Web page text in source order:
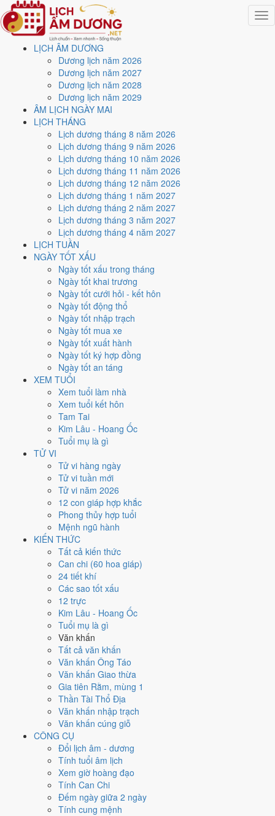
LỊCH ÂM DƯƠNG
Dương lịch năm 2026
Dương lịch năm 2027
Dương lịch năm 2028
Dương lịch năm 2029
ÂM LỊCH NGÀY MAI
LỊCH THÁNG
Lịch dương tháng 8 năm 2026
Lịch dương tháng 9 năm 2026
Lịch dương tháng 10 năm 2026
Lịch dương tháng 11 năm 2026
Lịch dương tháng 12 năm 2026
Lịch dương tháng 1 năm 2027
Lịch dương tháng 2 năm 2027
Lịch dương tháng 3 năm 2027
Lịch dương tháng 4 năm 2027
LỊCH TUẦN
NGÀY TỐT XẤU
Ngày tốt xấu trong tháng
Ngày tốt khai trương
Ngày tốt cưới hỏi - kết hôn
Ngày tốt động thổ
Ngày tốt nhập trạch
Ngày tốt mua xe
Ngày tốt xuất hành
Ngày tốt ký hợp đồng
Ngày tốt an táng
XEM TUỔI
Xem tuổi làm nhà
Xem tuổi kết hôn
Tam Tai
Kim Lâu - Hoang Ốc
Tuổi mụ là gì
TỬ VI
Tử vi hàng ngày
Tử vi tuần mới
Tử vi năm 2026
12 con giáp hợp khắc
Phong thủy hợp tuổi
Mệnh ngũ hành
KIẾN THỨC
Tất cả kiến thức
Can chi (60 hoa giáp)
24 tiết khí
Các sao tốt xấu
12 trực
Kim Lâu - Hoang Ốc
Tuổi mụ là gì
Văn khấn
Tất cả văn khấn
Văn khấn Ông Táo
Văn khấn Giao thừa
Gia tiên Rằm, mùng 1
Thần Tài Thổ Địa
Văn khấn nhập trạch
Văn khấn cúng giỗ
CÔNG CỤ
Đổi lịch âm - dương
Tính tuổi âm lịch
Xem giờ hoàng đạo
Tính Can Chi
Đếm ngày giữa 2 ngày
Tính cung mệnh
Trang chủ
Lịch năm 2027
Tháng 12/2027
Ngày 6/12/2027 (Kỷ Mùi)
Xem ngày6/12/2027
lịch - Ngày 9/11 âm lịch (Kỷ
Mùi) tốt hay xấu?
Ngày 6/12/2027 dương lịch (Thứ Hai) là ngày 9/11/2027 âm lịch
Kỷ Mùi- Cùng hành, Trực Nguy, Sao Trương, nạp âm Thiên
Thượng Hỏa. Tổng hòa, đây làNgày Hungvới điểm trung bình
cho các việc quan trọng. Giờ Hoàng Đạo trong ngày:
Thân, Tuất, Hợi.
Ngày Dương
Tháng 12 năm 2027
Tháng 11 âm năm 2027
Tiết Tiểu Tuyết
Giáp Tý
Đinh Mùi
Ngày Kỷ Mùi có TrựcNguy(ngày nguy hiểm, đầy biến động) và gặp
Câu Trận hắc đạo. Điểm trung bình 7 việc chính chỉ
Ngày Hung, cần thận trọng với các quyết định lớn khó đảo
Hợi, Mão, Ngọhợp ngày; tuổi
Ngày 6/12/2027 chỉ đạt4.1/10cho việc trọng đại. Có
để thay thế, xem mục xử lý bên dưới.
Ngày 6/12/2027 tốt hay xấu cho
việc gì?
Ngày 6/12/2027 đạt4.1/10trung bình cho 7 việc chính: cao nhất là
Cưới hỏi - đính hôn (5/10) , thấp nhất là
Nguy (ngày nguy hiểm, đầy biến động) và gặp Sao Câu Trận hắc đạo
nên điểm từng việc chênh nhau như bảng dưới.
Cưới hỏi - đính hôn
Trung bình
Cưới hỏi - đính hôn hôm nay ở
Sao Trương , nhưng Ngày Hắc Đạo kéo giảm điểm.
Cách tính ngày tốt
Khai trương - mở cửa hàng
Trung bình
Khai trương - mở cửa hàng hôm nay ở
nhờ hợp Sao Trương, nhưng Ngày Hắc Đạo kéo giảm điểm.
Cách tính ngày tốt